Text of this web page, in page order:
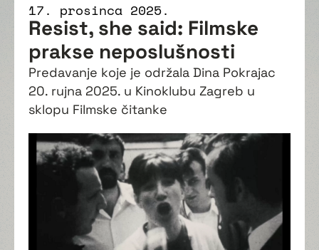
17. prosinca 2025.
Resist, she said: Filmske
prakse neposlušnosti
Predavanje koje je održala Dina Pokrajac
20. rujna 2025. u Kinoklubu Zagreb u
sklopu Filmske čitanke